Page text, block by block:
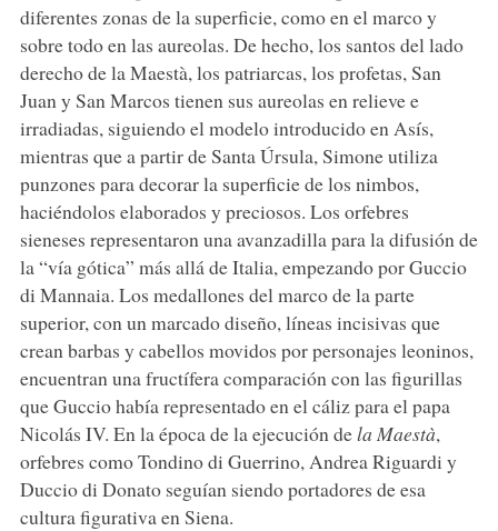
diferentes zonas de la superficie, como en el marco y
sobre todo en las aureolas. De hecho, los santos del lado
derecho de la Maestà, los patriarcas, los profetas, San
Juan y San Marcos tienen sus aureolas en relieve e
irradiadas, siguiendo el modelo introducido en Asís,
mientras que a partir de Santa Úrsula, Simone utiliza
punzones para decorar la superficie de los nimbos,
haciéndolos elaborados y preciosos. Los orfebres
sieneses representaron una avanzadilla para la difusión de
la “vía gótica” más allá de Italia, empezando por Guccio
di Mannaia. Los medallones del marco de la parte
superior, con un marcado diseño, líneas incisivas que
crean barbas y cabellos movidos por personajes leoninos,
encuentran una fructífera comparación con las figurillas
que Guccio había representado en el cáliz para el papa
Nicolás IV. En la época de la ejecución dela Maestà,
orfebres como Tondino di Guerrino, Andrea Riguardi y
Duccio di Donato seguían siendo portadores de esa
cultura figurativa en Siena.